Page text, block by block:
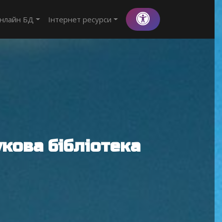
БД Інтернет ресурси
бібліотека